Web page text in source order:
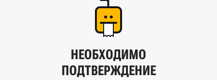
НЕОБХОДИМО
ПОДТВЕРЖДЕНИЕ